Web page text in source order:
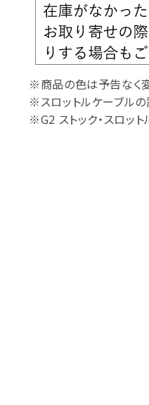
※商品の色は予告なく
※スロットルケーブルの
※G2 ストック・スロッ